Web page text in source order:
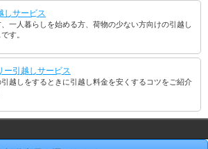
しサービス
一人暮らしを始める方、荷物の少ない方向けの引越し
す。
ー引越しサービス
越しをするときに引越し料金を安くするコツをご紹介